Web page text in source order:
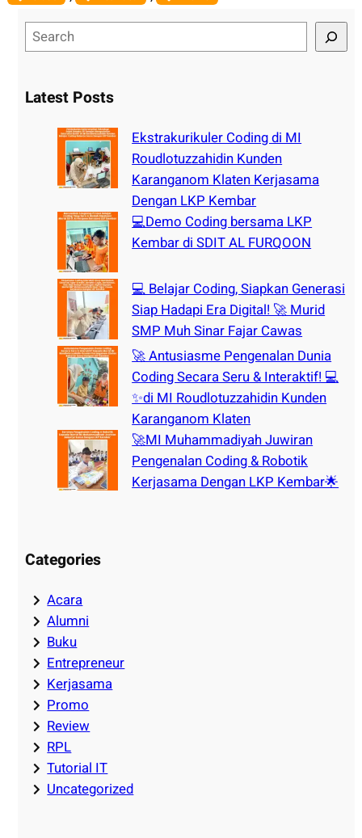
e
rLatest Posts
Ekstrakurikuler Coding di MI
Roudlotuzzahidin Kunden
Karanganom Klaten Kerjasama
Dengan LKP Kembar
💻Demo Coding bersama LKP
Kembar di SDIT AL FURQOON
💻 Belajar Coding, Siapkan Generasi
Siap Hadapi Era Digital! 🚀 Murid
SMP Muh Sinar Fajar Cawas
🚀 Antusiasme Pengenalan Dunia
Coding Secara Seru & Interaktif! 💻
✨di MI Roudlotuzzahidin Kunden
Karanganom Klaten
🚀MI Muhammadiyah Juwiran
Pengenalan Coding & Robotik
Kerjasama Dengan LKP Kembar🌟
Categories
Acara
Alumni
Buku
Entrepreneur
Kerjasama
Promo
Review
RPL
Tutorial IT
Uncategorized